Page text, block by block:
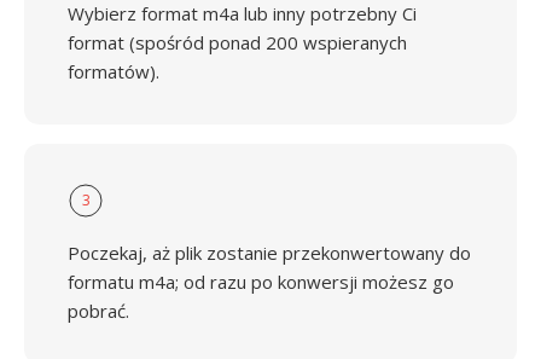
Wybierz format m4a lub inny potrzebny Ci
format (spośród ponad 200 wspieranych
formatów).
3
Poczekaj, aż plik zostanie przekonwertowany do
formatu m4a; od razu po konwersji możesz go
pobrać.